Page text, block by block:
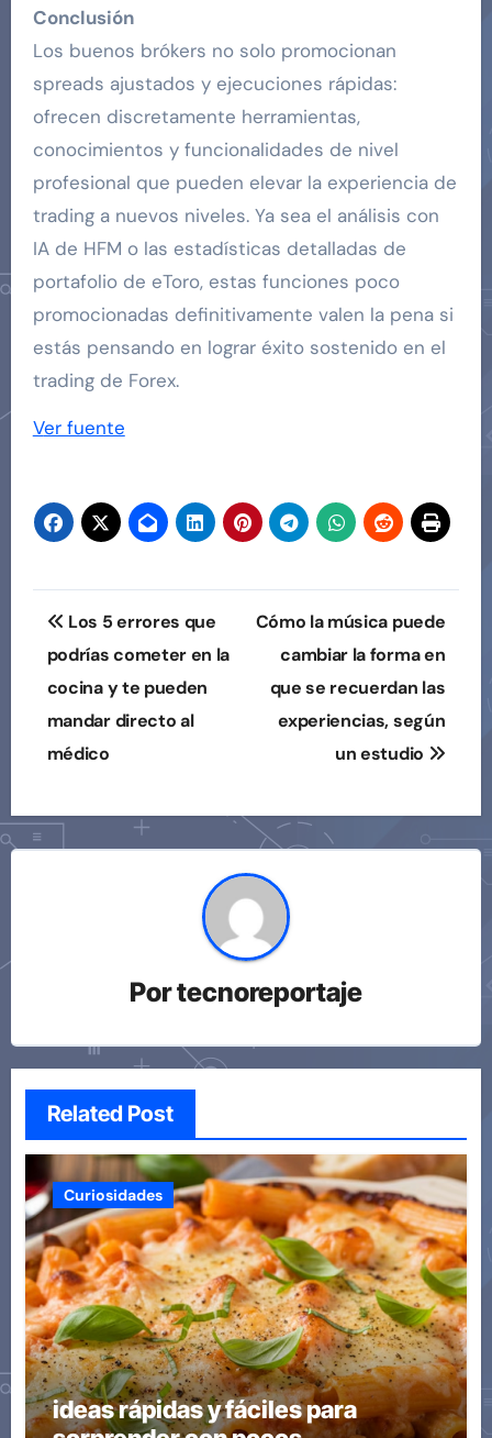
Conclusión
Los buenos brókers no solo promocionan
spreads ajustados y ejecuciones rápidas:
ofrecen discretamente herramientas,
conocimientos y funcionalidades de nivel
profesional que pueden elevar la experiencia de
trading a nuevos niveles. Ya sea el análisis con
IA de HFM o las estadísticas detalladas de
portafolio de eToro, estas funciones poco
promocionadas definitivamente valen la pena si
estás pensando en lograr éxito sostenido en el
trading de Forex.
Ver fuente
Navegación
de
entradas
Los 5 errores que
podrías cometer en la
cocina y te pueden
mandar directo al
médico
Cómo la música puede
cambiar la forma en
que se recuerdan las
experiencias, según
un estudio
Portecnoreportaje
Related Post
Curiosidades
ideas rápidas y fáciles para